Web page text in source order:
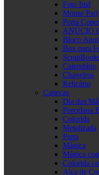
Foto Imã
Mouse Pad
Porta
ANÚCIO
Bloco
Box para
Calendário
Chaveiros
Relicário
Canecas
Dia das
Porcelana
Colorida
Metalizada
Preta
Mágica
Mágica
Colorida
Alça de